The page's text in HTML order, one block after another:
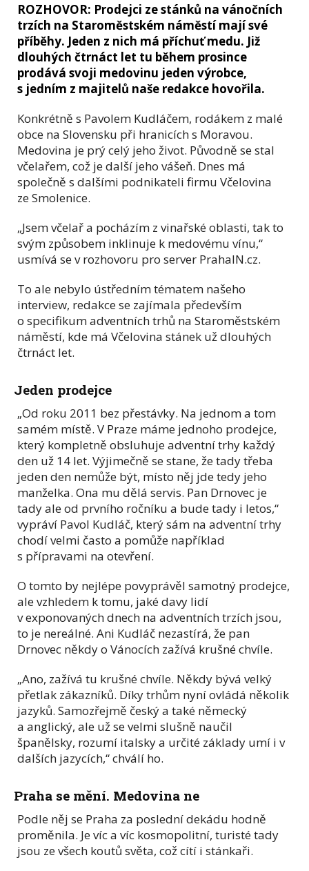
ROZHOVOR: Prodejci ze stánků na vánočních
trzích na Staroměstském náměstí mají své
příběhy. Jeden z nich má příchuť medu. Již
dlouhých čtrnáct let tu během prosince
prodává svoji medovinu jeden výrobce,
s jedním z majitelů naše redakce hovořila.
Konkrétně s Pavolem Kudláčem, rodákem z malé
obce na Slovensku při hranicích s Moravou.
Medovina je prý celý jeho život. Původně se stal
včelařem, což je další jeho vášeň. Dnes má
společně s dalšími podnikateli firmu Včelovina
ze Smolenice.
„Jsem včelař a pocházím z vinařské oblasti, tak to
svým způsobem inklinuje k medovému vínu,“
usmívá se v rozhovoru pro server PrahaIN.cz.
To ale nebylo ústředním tématem našeho
interview, redakce se zajímala především
o specifikum adventních trhů na Staroměstském
náměstí, kde má Včelovina stánek už dlouhých
čtrnáct let.
Jeden prodejce
„Od roku 2011 bez přestávky. Na jednom a tom
samém místě. V Praze máme jednoho prodejce,
který kompletně obsluhuje adventní trhy každý
den už 14 let. Výjimečně se stane, že tady třeba
jeden den nemůže být, místo něj jde tedy jeho
manželka. Ona mu dělá servis. Pan Drnovec je
tady ale od prvního ročníku a bude tady i letos,“
vypráví Pavol Kudláč, který sám na adventní trhy
chodí velmi často a pomůže například
s přípravami na otevření.
O tomto by nejlépe povyprávěl samotný prodejce,
ale vzhledem k tomu, jaké davy lidí
v exponovaných dnech na adventních trzích jsou,
to je nereálné. Ani Kudláč nezastírá, že pan
Drnovec někdy o Vánocích zažívá krušné chvíle.
„Ano, zažívá tu krušné chvíle. Někdy bývá velký
přetlak zákazníků. Díky trhům nyní ovládá několik
jazyků. Samozřejmě český a také německý
a anglický, ale už se velmi slušně naučil
španělsky, rozumí italsky a určité základy umí i v
dalších jazycích,“ chválí ho.
Praha se mění. Medovina ne
Podle něj se Praha za poslední dekádu hodně
proměnila. Je víc a víc kosmopolitní, turisté tady
jsou ze všech koutů světa, což cítí i stánkaři.